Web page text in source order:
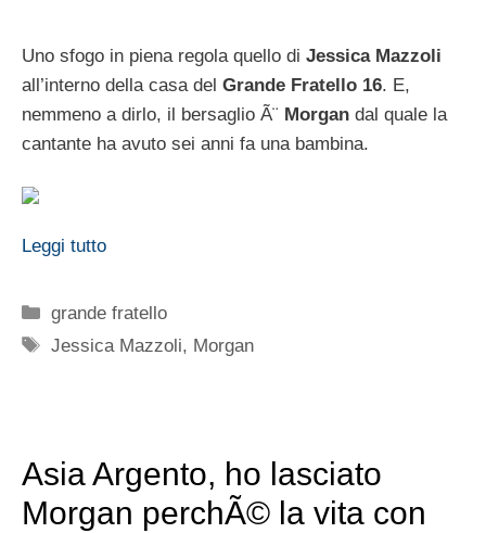
Uno sfogo in piena regola quello di Jessica Mazzoli
all’interno della casa del Grande Fratello 16. E,
nemmeno a dirlo, il bersaglio Ã¨ Morgan dal quale la
cantante ha avuto sei anni fa una bambina.
Leggi tutto
Categorie
grande fratello
Tag
Jessica Mazzoli, Morgan
Asia Argento, ho lasciato
Morgan perchÃ© la vita con